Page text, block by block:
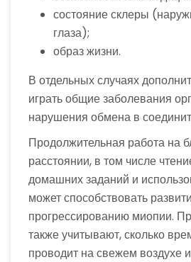
состояние склеры
глаза);
образ жизни.
В отдельных случаях
играть общие заболевания
нарушения обмена в
Продолжительная работа на
расстоянии, в том числе
домашних заданий и
может способствовать
прогрессированию миопии.
также учитывают, сколько
проводит на свежем воздухе